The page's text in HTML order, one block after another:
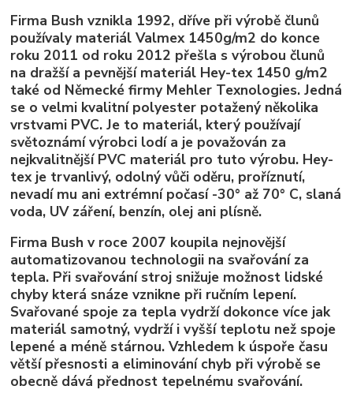
Firma Bush vznikla 1992, dříve při výrobě člunů
používaly materiál Valmex 1450g/m2 do konce
roku 2011 od roku 2012 přešla s výrobou člunů
na dražší a pevnější materiál Hey-tex 1450 g/m2
také od Německé firmy Mehler Texnologies. Jedná
se o velmi kvalitní polyester potažený několika
vrstvami PVC. Je to materiál, který používají
světoznámí výrobci lodí a je považován za
nejkvalitnější PVC materiál pro tuto výrobu. Hey-
tex je trvanlivý, odolný vůči oděru, proříznutí,
nevadí mu ani extrémní počasí -30° až 70° C, slaná
voda, UV záření, benzín, olej ani plísně.
Firma Bush v roce 2007 koupila nejnovější
automatizovanou technologii na svařování za
tepla. Při svařování stroj snižuje možnost lidské
chyby která snáze vznikne při ručním lepení.
Svařované spoje za tepla vydrží dokonce více jak
materiál samotný, vydrží i vyšší teplotu než spoje
lepené a méně stárnou. Vzhledem k úspoře času
větší přesnosti a eliminování chyb při výrobě se
obecně dává přednost tepelnému svařování.